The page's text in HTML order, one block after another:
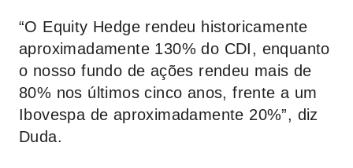
“O Equity Hedge rendeu historicamente
aproximadamente 130% do CDI, enquanto
o nosso fundo de ações rendeu mais de
80% nos últimos cinco anos, frente a um
Ibovespa de aproximadamente 20%”, diz
Duda.